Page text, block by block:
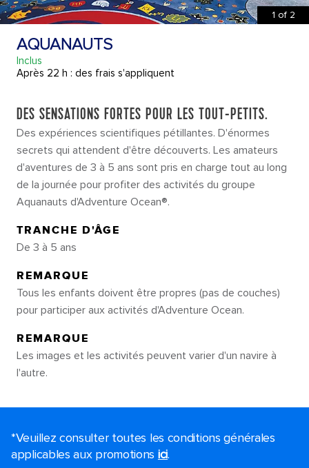
1 of 2
AQUANAUTS
Inclus
Après 22 h : des frais s'appliquent
DES SENSATIONS FORTES POUR LES TOUT-PETITS.
Des expériences scientifiques pétillantes. D'énormes
secrets qui attendent d'être découverts. Les amateurs
d'aventures de 3 à 5 ans sont pris en charge tout au long
de la journée pour profiter des activités du groupe
Aquanauts d'Adventure Ocean®.
TRANCHE D'ÂGE
De 3 à 5 ans
REMARQUE
Tous les enfants doivent être propres (pas de couches)
pour participer aux activités d'Adventure Ocean.
REMARQUE
Les images et les activités peuvent varier d'un navire à
l'autre.
*Veuillez consulter toutes les conditions générales
applicables aux promotions ici.